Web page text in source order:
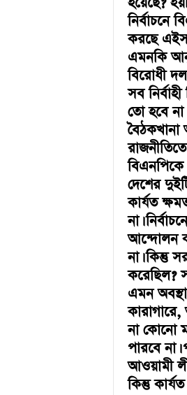
নির্বাচনে
করছে
এমনকি
বিরোধী দল
সব
তো হবে
বিএনপিকে
দেশের
কার্যত
না।
আন্দোলন
না। কিন্তু
করেছিল?
এমন
না কোনো
পারবে
আওয়ামী
কিন্তু